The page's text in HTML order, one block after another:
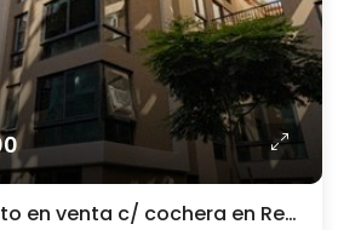
Departamento en venta c/ cochera en Recoleta